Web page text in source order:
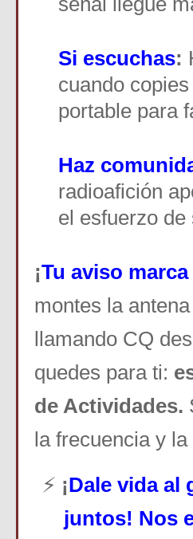
Si escuchas:
cuando
portable para
Haz
radioafición
el esfuerzo
¡Tu aviso
montes la
llamando CQ
quedes para ti:
de Actividades.
la frecuencia y
⚡ ¡Dale vida al
juntos! Nos